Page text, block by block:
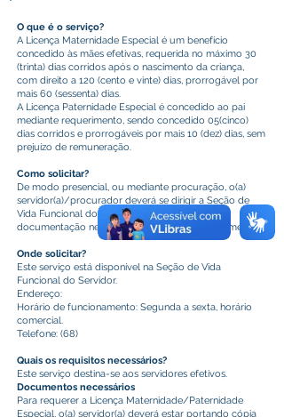
O que é o serviço?
A Licença Maternidade Especial é um benefício
concedido às mães efetivas, requerida no máximo 30
(trinta) dias corridos após o nascimento da criança,
com direito a 120 (cento e vinte) dias, prorrogável por
mais 60 (sessenta) dias.
A Licença Paternidade Especial é concedido ao pai
mediante requerimento, sendo concedido 05(cinco)
dias corridos e prorrogáveis por mais 10 (dez) dias, sem
prejuízo de remuneração.
Como solicitar?
De modo presencial, ou mediante procuração, o(a)
servidor(a)/procurador deverá se dirigir a Seção de
Vida Funcional do Servidor (SVFS) e, mediante
documentação necessária, preencher o requerimento.
Onde solicitar?
Este serviço está disponível na Seção de Vida
Funcional do Servidor.
Endereço:
Horário de funcionamento: Segunda a sexta, horário
comercial.
Telefone: (68)
Quais os requisitos necessários?
Este serviço destina-se aos servidores efetivos.
Documentos necessários
Para requerer a Licença Maternidade/Paternidade
Especial, o(a) servidor(a) deverá estar portando cópia